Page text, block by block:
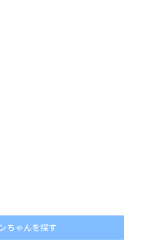
ちゃんを探す